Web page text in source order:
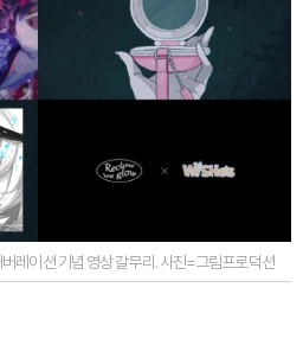
레이션 기념 영상 갈무리. 사진=그림프로덕션